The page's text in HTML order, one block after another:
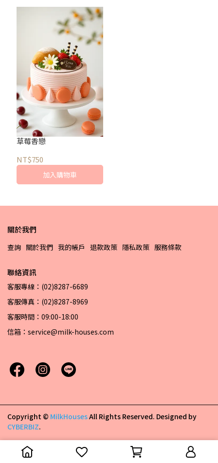
草莓香戀
NT$750
加入購物車
關於我們
查詢 關於我們 我的帳戶 退款政策 隱私政策 服務條款
聯絡資訊
客服專線：(02)8287-6689
客服傳真：(02)8287-8969
客服時間：09:00-18:00
信箱：service@milk-houses.com
Copyright © MilkHousesAll Rights Reserved. Designed by
CYBERBIZ.